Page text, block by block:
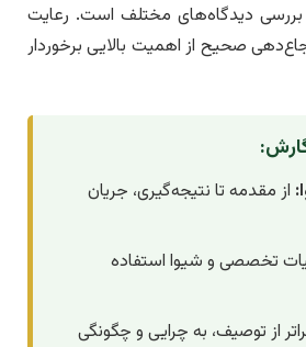
بررسی دیدگاه‌های مختلف است. رعایت
صحیح از اهمیت بالایی برخوردار
از مقدمه تا نتیجه‌گیری، جریان
تخصصی و شیوا استفاده
از توصیف، به چرایی و چگونگی